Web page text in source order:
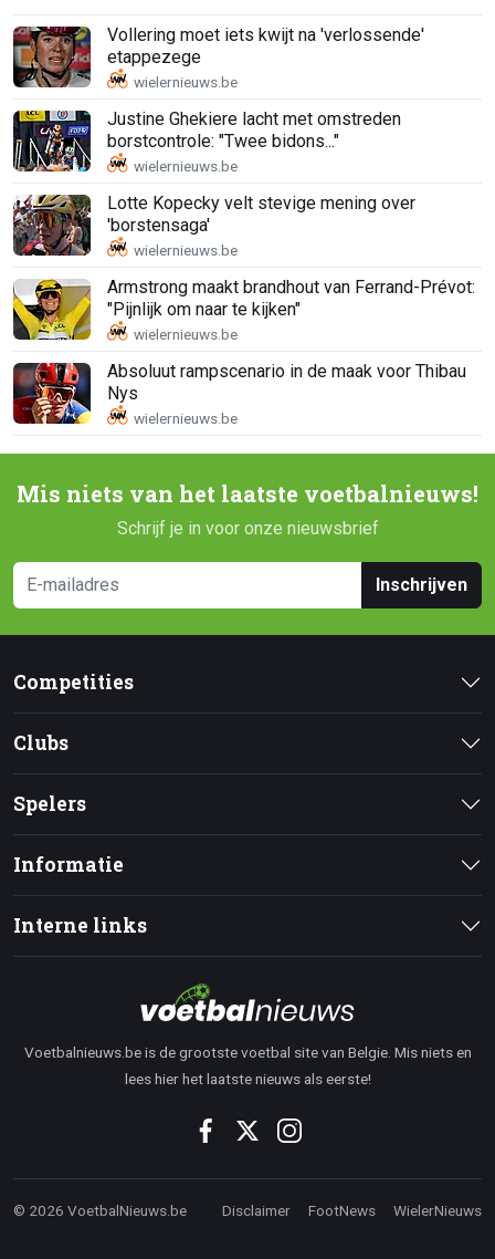
Vollering moet iets kwijt na 'verlossende'
etappezege
Justine Ghekiere lacht met omstreden
borstcontrole: "Twee bidons..."
Lotte Kopecky velt stevige mening over
'borstensaga'
Armstrong maakt brandhout van Ferrand-Prévot:
"Pijnlijk om naar te kijken"
Absoluut rampscenario in de maak voor Thibau
Nys
Mis niets van het laatste voetbalnieuws!
Schrijf je in voor onze nieuwsbrief
Inschrijven
Competities
Clubs
Spelers
Informatie
Interne links
Voetbalnieuws.be is de grootste voetbal site van Belgie. Mis niets en
lees hier het laatste nieuws als eerste!
© 2026 VoetbalNieuws.be Disclaimer FootNews WielerNieuws